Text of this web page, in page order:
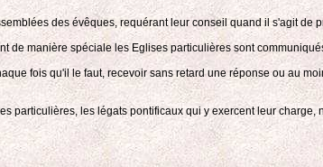
des évêques, requérant leur conseil quand il s'agit
de manière spéciale les Eglises particulières sont
fois qu'il le faut, recevoir sans retard une réponse ou au
particulières, les légats pontificaux qui y exercent leur